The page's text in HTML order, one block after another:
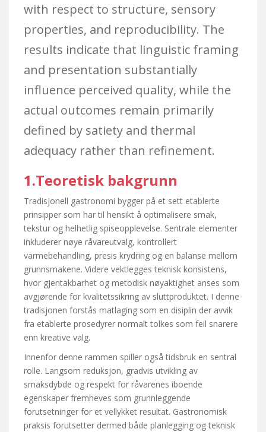
with respect to structure, sensory
properties, and reproducibility. The
results indicate that linguistic framing
and presentation substantially
influence perceived quality, while the
actual outcomes remain primarily
defined by satiety and thermal
adequacy rather than refinement.
1.Teoretisk bakgrunn
Tradisjonell gastronomi bygger på et sett etablerte
prinsipper som har til hensikt å optimalisere smak,
tekstur og helhetlig spiseopplevelse. Sentrale elementer
inkluderer nøye råvareutvalg, kontrollert
varmebehandling, presis krydring og en balanse mellom
grunnsmakene. Videre vektlegges teknisk konsistens,
hvor gjentakbarhet og metodisk nøyaktighet anses som
avgjørende for kvalitetssikring av sluttproduktet. I denne
tradisjonen forstås matlaging som en disiplin der avvik
fra etablerte prosedyrer normalt tolkes som feil snarere
enn kreative valg.
Innenfor denne rammen spiller også tidsbruk en sentral
rolle. Langsom reduksjon, gradvis utvikling av
smaksdybde og respekt for råvarenes iboende
egenskaper fremheves som grunnleggende
forutsetninger for et vellykket resultat. Gastronomisk
praksis forutsetter dermed både planlegging og teknisk